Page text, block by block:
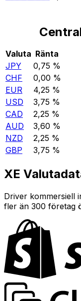
Valuta Ränta
JPY
0,75 %
CHF
0,00 %
EUR
4,25 %
USD
3,75 %
CAD
2,25 %
AUD
3,60 %
NZD
2,25 %
GBP
3,75 %
XE
Driver kommersiell
fler än 300 företag